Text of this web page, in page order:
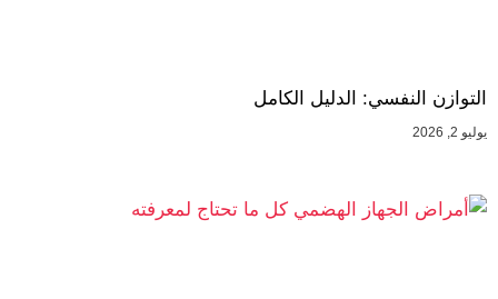
التوازن النفسي: الدليل الكامل
يوليو 2, 2026